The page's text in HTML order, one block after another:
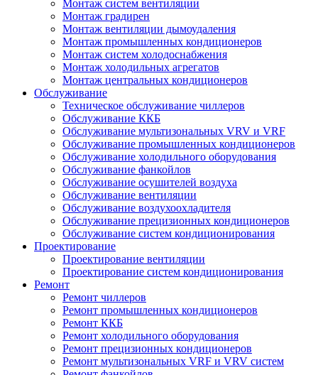
Монтаж систем вентиляции
Монтаж градирен
Монтаж вентиляции дымоудаления
Монтаж промышленных кондиционеров
Монтаж систем холодоснабжения
Монтаж холодильных агрегатов
Монтаж центральных кондиционеров
Обслуживание
Техническое обслуживание чиллеров
Обслуживание ККБ
Обслуживание мультизональных VRV и VRF
Обслуживание промышленных кондиционеров
Обслуживание холодильного оборудования
Обслуживание фанкойлов
Обслуживание осушителей воздуха
Обслуживание вентиляции
Обслуживание воздухоохладителя
Обслуживание прецизионных кондиционеров
Обслуживание систем кондиционирования
Проектирование
Проектирование вентиляции
Проектирование систем кондиционирования
Ремонт
Ремонт чиллеров
Ремонт промышленных кондиционеров
Ремонт ККБ
Ремонт холодильного оборудования
Ремонт прецизионных кондиционеров
Ремонт мультизональных VRF и VRV систем